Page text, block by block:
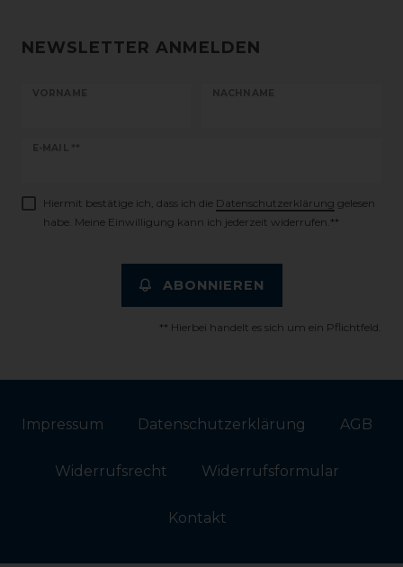
NEWSLETTER ANMELDEN
VORNAME NACHNAME
E-MAIL **
Newsletter
Hiermit bestätige ich, dass ich die Daten­schutz­erklärung gelesen
habe. Meine Einwilligung kann ich jederzeit widerrufen.**
ABONNIEREN
** Hierbei handelt es sich um ein Pflichtfeld.
Impressum Daten­schutz­erklärung AGB
Widerrufs­recht Widerrufs­formular
Kontakt